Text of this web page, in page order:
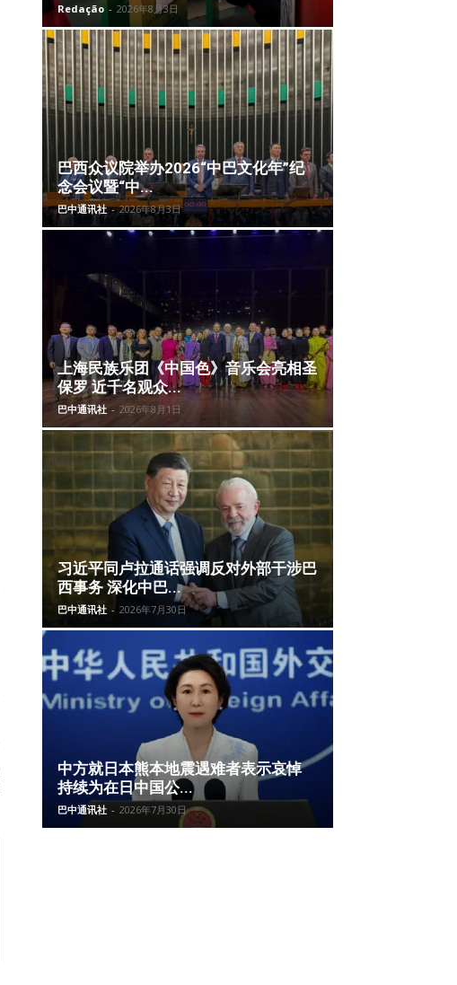
Redação - 2026年8月3日
巴西众议院举办2026“中巴文化年”纪
念会议暨“中...
巴中通讯社 - 2026年8月3日
上海民族乐团《中国色》音乐会亮相圣
保罗 近千名观众...
巴中通讯社 - 2026年8月1日
习近平同卢拉通话强调反对外部干涉巴
西事务 深化中巴...
巴中通讯社 - 2026年7月30日
中方就日本熊本地震遇难者表示哀悼
持续为在日中国公...
巴中通讯社 - 2026年7月30日